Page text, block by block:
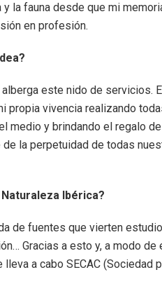
y la fauna desde que mi
en profesión.
este nido de servicios.
propia vivencia realizando
medio y brindando el regalo
la perpetuidad de todas
Ibérica?
de fuentes que vierten
Gracias a esto y, a modo de
a cabo SECAC (Sociedad